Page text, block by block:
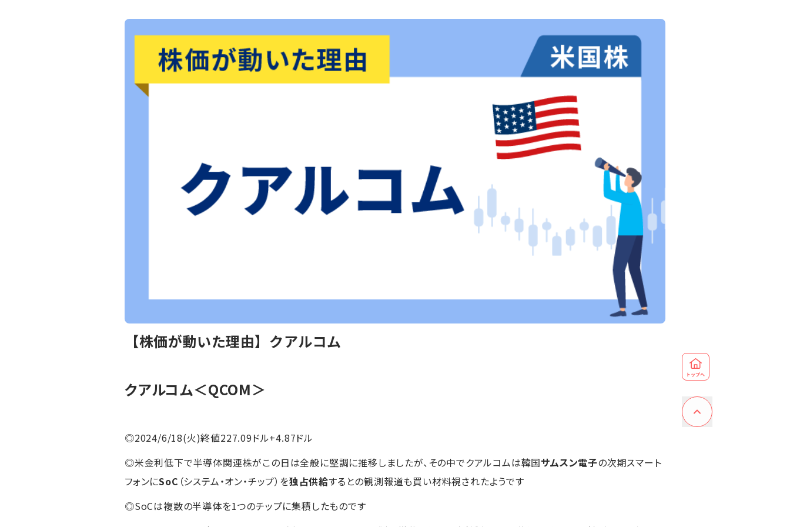
【株価が動いた理由】クアルコム
クアルコム＜QCOM＞
◎2024/6/18(火)終値227.09ドル+4.87ドル
◎米金利低下で半導体関連株がこの日は全般に堅調に推移しましたが、その中でクアルコムは韓国サムスン電子の次期スマート
フォンにSoC （システム・オン・チップ）を独占供給するとの観測報道も買い材料視されたようです
◎SoCは複数の半導体を1つのチップに集積したものです